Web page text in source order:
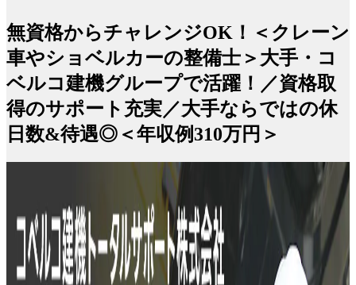
無資格からチャレンジOK！＜クレーン
車やショベルカーの整備士＞大手・コ
ベルコ建機グループで活躍！／資格取
得のサポート充実／大手ならではの休
日数&待遇◎＜年収例310万円＞